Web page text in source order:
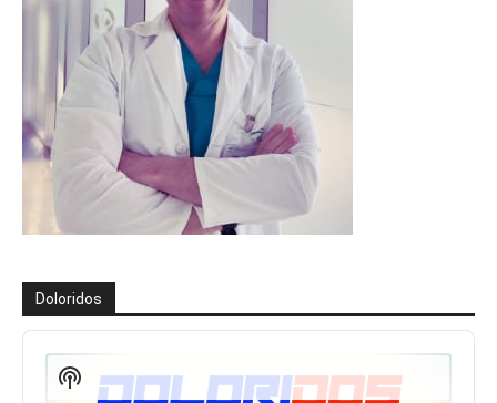
Doloridos
Reproductor
audioShow